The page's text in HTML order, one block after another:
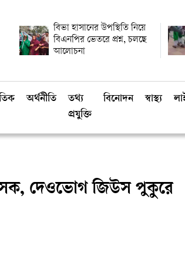
বিভা হাসানের উপস্থিতি নিয়ে
বিএনপির ভেতরে প্রশ্ন, চলছে
আলোচনা
অর্থনীতি
তথ্য
প্রযুক্তি
বিনোদন স্বাস্থ্য
দেওভোগ জিউস পুকুরে